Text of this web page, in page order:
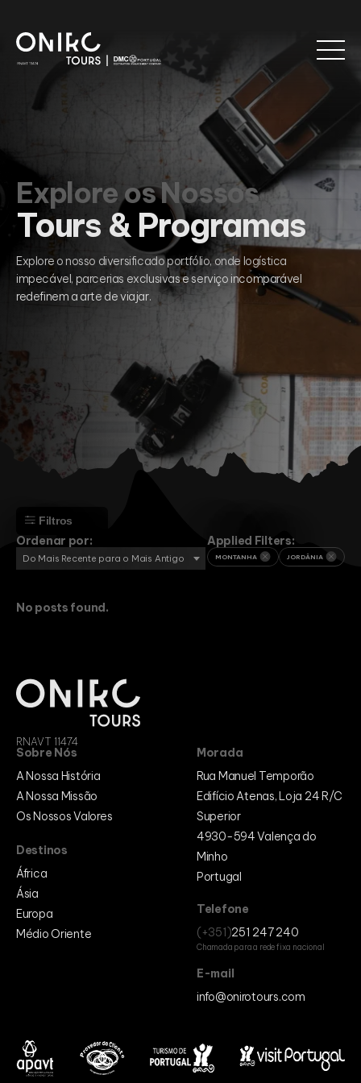
Explore os Nossos
Tours & Programas
Explore o nosso diversificado portfólio, onde logística
impecável, parcerias exclusivas e serviço incomparável
redefinem a arte de viajar.
Filtros
Aventura
África
Egito
Marrocos
Moçambique
Alemanha
Bélgica
França
Itália
Países Baixos
Portugal
Médio Oriente
Egipto
Applied Filters:
MONTANHA JORDÂNIA
Ordenar por:
Do Mais Recente para o Mais Antigo
No posts found.
RNAVT 11474
Morada
Rua Manuel Temporão
Edifício Atenas, Loja 24 R/C
Superior
4930-594 Valença do
Minho
Portugal
Telefone
(+351)251 247 240
Chamada para a rede fixa nacional
E-mail
info@onirotours.com
Sobre Nós
A Nossa História
A Nossa Missão
Os Nossos Valores
Destinos
África
Ásia
Europa
Médio Oriente